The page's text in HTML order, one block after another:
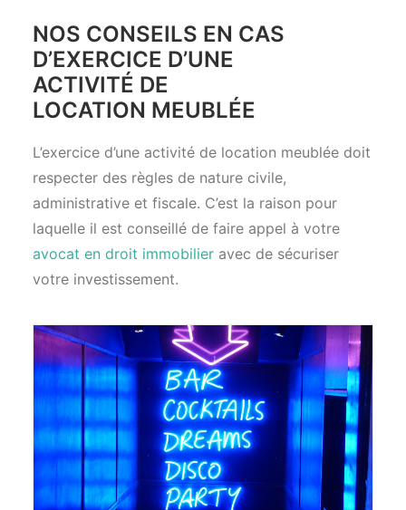
NOS CONSEILS EN CAS
D’EXERCICE D’UNE
ACTIVITÉ DE
LOCATION MEUBLÉE
L’exercice d’une activité de location meublée doit
respecter des règles de nature civile,
administrative et fiscale. C’est la raison pour
laquelle il est conseillé de faire appel à votre
avocat en droit immobilier avec de sécuriser
votre investissement.